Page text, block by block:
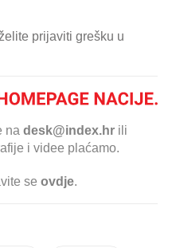
prijaviti grešku u
na desk@index.hr ili
i videe plaćamo.
se ovdje.